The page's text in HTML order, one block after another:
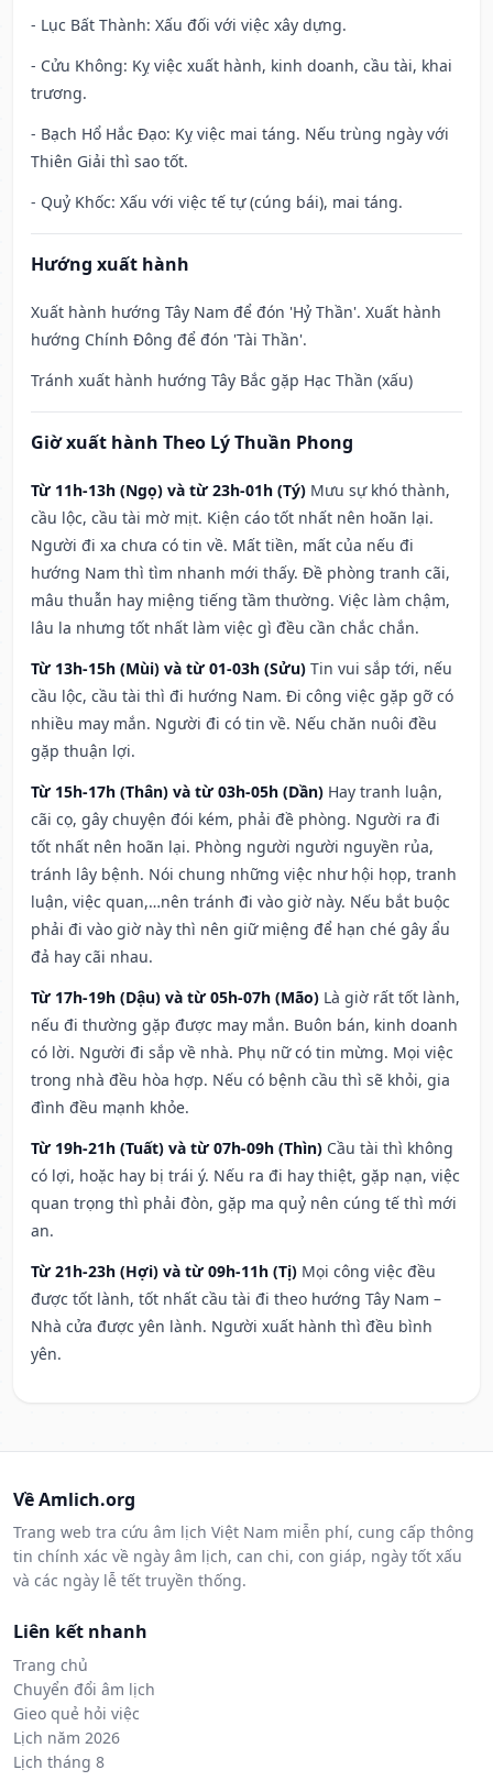
- Lục Bất Thành: Xấu đối với việc xây dựng.
- Cửu Không: Kỵ việc xuất hành, kinh doanh, cầu tài, khai
trương.
- Bạch Hổ Hắc Đạo: Kỵ việc mai táng. Nếu trùng ngày với
Thiên Giải thì sao tốt.
- Quỷ Khốc: Xấu với việc tế tự (cúng bái), mai táng.
Hướng xuất hành
Xuất hành hướng Tây Nam để đón 'Hỷ Thần'. Xuất hành
hướng Chính Đông để đón 'Tài Thần'.
Tránh xuất hành hướng Tây Bắc gặp Hạc Thần (xấu)
Giờ xuất hành Theo Lý Thuần Phong
Từ 11h-13h (Ngọ) và từ 23h-01h (Tý) Mưu sự khó thành,
cầu lộc, cầu tài mờ mịt. Kiện cáo tốt nhất nên hoãn lại.
Người đi xa chưa có tin về. Mất tiền, mất của nếu đi
hướng Nam thì tìm nhanh mới thấy. Đề phòng tranh cãi,
mâu thuẫn hay miệng tiếng tầm thường. Việc làm chậm,
lâu la nhưng tốt nhất làm việc gì đều cần chắc chắn.
Từ 13h-15h (Mùi) và từ 01-03h (Sửu) Tin vui sắp tới, nếu
cầu lộc, cầu tài thì đi hướng Nam. Đi công việc gặp gỡ có
nhiều may mắn. Người đi có tin về. Nếu chăn nuôi đều
gặp thuận lợi.
Từ 15h-17h (Thân) và từ 03h-05h (Dần) Hay tranh luận,
cãi cọ, gây chuyện đói kém, phải đề phòng. Người ra đi
tốt nhất nên hoãn lại. Phòng người người nguyền rủa,
tránh lây bệnh. Nói chung những việc như hội họp, tranh
luận, việc quan,…nên tránh đi vào giờ này. Nếu bắt buộc
phải đi vào giờ này thì nên giữ miệng để hạn ché gây ẩu
đả hay cãi nhau.
Từ 17h-19h (Dậu) và từ 05h-07h (Mão) Là giờ rất tốt lành,
nếu đi thường gặp được may mắn. Buôn bán, kinh doanh
có lời. Người đi sắp về nhà. Phụ nữ có tin mừng. Mọi việc
trong nhà đều hòa hợp. Nếu có bệnh cầu thì sẽ khỏi, gia
đình đều mạnh khỏe.
Từ 19h-21h (Tuất) và từ 07h-09h (Thìn) Cầu tài thì không
có lợi, hoặc hay bị trái ý. Nếu ra đi hay thiệt, gặp nạn, việc
quan trọng thì phải đòn, gặp ma quỷ nên cúng tế thì mới
an.
Từ 21h-23h (Hợi) và từ 09h-11h (Tị) Mọi công việc đều
được tốt lành, tốt nhất cầu tài đi theo hướng Tây Nam –
Nhà cửa được yên lành. Người xuất hành thì đều bình
yên.
Về Amlich.org
Trang web tra cứu âm lịch Việt Nam miễn phí, cung cấp thông
tin chính xác về ngày âm lịch, can chi, con giáp, ngày tốt xấu
và các ngày lễ tết truyền thống.
Liên kết nhanh
Trang chủ
Chuyển đổi âm lịch
Gieo quẻ hỏi việc
Lịch năm 2026
Lịch tháng 8